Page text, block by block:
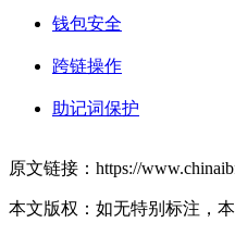
钱包安全
跨链操作
助记词保护
原文链接：https://
本文版权：如无特别标注，